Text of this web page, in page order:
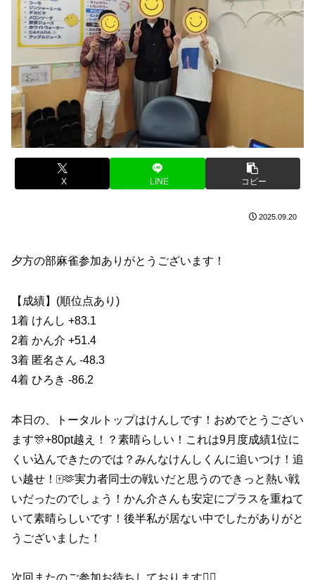
X LINE コピー
2025.09.20
夕方の部麻雀参加ありがとうございます！
【成績】(順位点あり)
1着 けんし +83.1
2着 かん介 +51.4
3着 匿名さん -48.3
4着 ひろき -86.2
本日の、トータルトップはけんしです！おめでとうござい
ます🎊+80pt越え！？素晴らしい！これは9月度成績1位に
くい込んできたのでは？みんなけんしくんに追いつけ！追
い越せ！🀄️🫶実力者同士の戦いだと思うのできっと熱い戦
いだったのでしょう！かん介さんも安定にプラスを重ねて
いて素晴らしいです！後半私が居ない中でしたがありがと
うございました！